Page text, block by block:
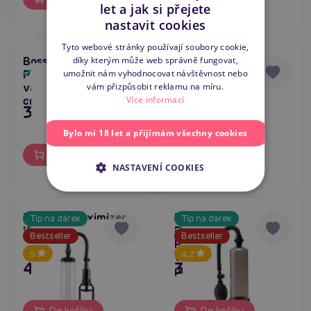
Boss Series Power
Pump MAX (Red),
vakuová pumpa 20x7
cm
Skladem
349 Kč
5
Pump Worx
Beginners Power
Pump (Clear),
vakuová pumpa na
Skladem
Tip na dárek
Bestseller
5
LoveToy Maximizer
Worx VX1 tělová
Skladem
495 Kč
Tip na dárek
Bestseller
4.2
Pump Worx
Beginners Power
Pump (Black),
vakuová pumpa na
penis
Skladem
395 Kč
ENGLISH
let a jak si přejete
nastavit cookies
Tyto webové stránky používají soubory cookie,
díky kterým může web správně fungovat,
umožnit nám vyhodnocovat návštěvnost nebo
vám přizpůsobit reklamu na míru.
Více informací
Bylo mi 18 let a přijímám všechny cookies
NASTAVENÍ COOKIES